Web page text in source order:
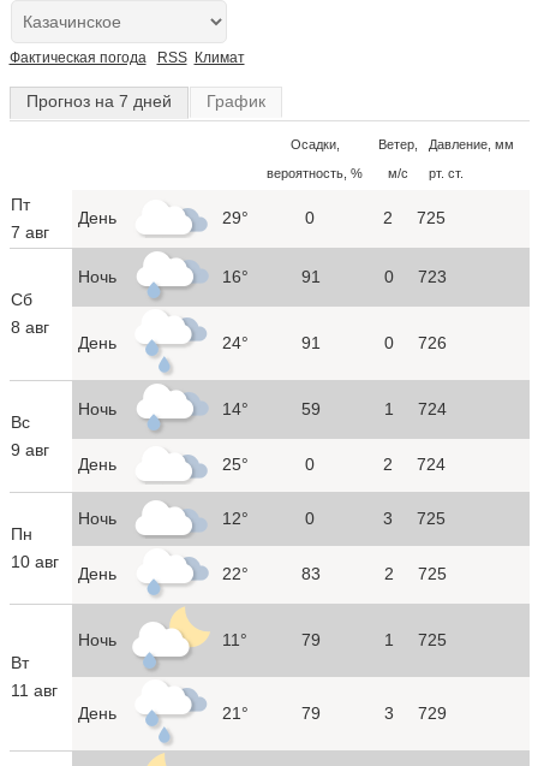
Фактическая погода RSS Климат
Прогноз на 7 дней График
Осадки,
вероятность, %
Ветер,
м/с
Давление, мм
рт. ст.
Пт
7 авг
День 29° 0 2 725
Сб
8 авг
Ночь 16° 91 0 723
День 24° 91 0 726
Вс
9 авг
Ночь 14° 59 1 724
День 25° 0 2 724
Пн
10 авг
Ночь 12° 0 3 725
День 22° 83 2 725
Вт
11 авг
Ночь 11° 79 1 725
День 21° 79 3 729